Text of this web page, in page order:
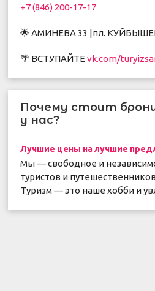
+7 (846) 200-17-17
🌟 АМИНЕВА 33 |пл.
🌴 ВСТУПАЙТЕvk.com/
Почему стоит
у нас?
Лучшие цены на лучшие
Мы — свободное и
туристов и
Туризм — это наше хобби и